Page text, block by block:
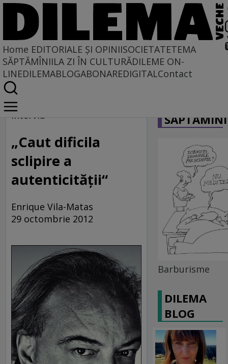
Home EDITORIALE ȘI OPINIISOCIETATETEMA
SĂPTĂMÎNIILA ZI ÎN CULTURĂDILEME ON-
LINEDILEMABLOGABONAREDIGITALContact
Home
Dilemateca
Interviu
„Caut dificila
sclipire a
autenticităţii“
Enrique Vila-Matas
29 octombrie 2012
Barburisme
DILEMA
BLOG